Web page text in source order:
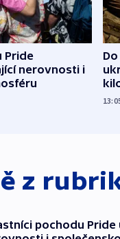
Pride
nerovnosti i
z
pochodu